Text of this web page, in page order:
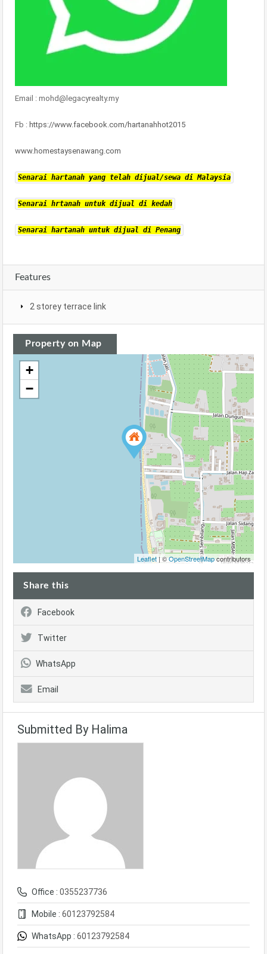
Email : mohd@legacyrealty.my
Fb : https://www.facebook.com/hartanahhot2015
www.homestaysenawang.com
Senarai hartanah yang telah dijual/sewa di Malaysia
Senarai hrtanah untuk dijual di kedah
Senarai hartanah untuk dijual di Penang
Features
2 storey terrace link
Property on Map
+
−
Leaflet | ©OpenStreetMapcontributors
Share this
Facebook
Twitter
WhatsApp
Email
Submitted By Halima
Office : 0355237736
Mobile : 60123792584
WhatsApp : 60123792584